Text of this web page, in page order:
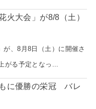
火大会」が8/8（土）
が、8月8日（土）に開催さ
がる予定となっ...
もに優勝の栄冠 バレ